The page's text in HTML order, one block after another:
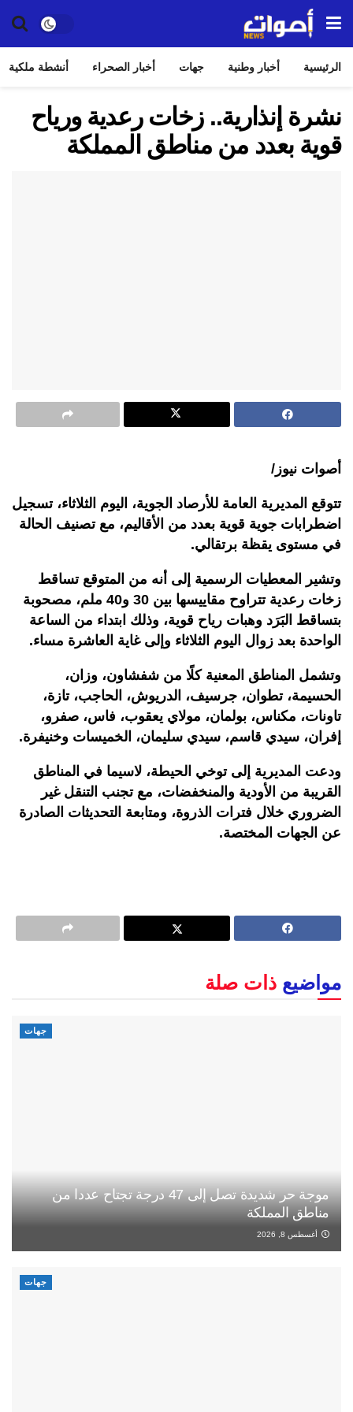
الرئيسية أخبار وطنية جهات أخبار الصحراء أنشطة ملكية
نشرة إنذارية.. زخات رعدية ورياح
قوية بعدد من مناطق المملكة
أصوات نيوز/
تتوقع المديرية العامة للأرصاد الجوية، اليوم الثلاثاء، تسجيل
اضطرابات جوية قوية بعدد من الأقاليم، مع تصنيف الحالة
في مستوى يقظة برتقالي.
وتشير المعطيات الرسمية إلى أنه من المتوقع تساقط
زخات رعدية تتراوح مقاييسها بين 30 و40 ملم، مصحوبة
بتساقط البَرَد وهبات رياح قوية، وذلك ابتداء من الساعة
الواحدة بعد زوال اليوم الثلاثاء وإلى غاية العاشرة مساء.
وتشمل المناطق المعنية كلًا من شفشاون، وزان،
الحسيمة، تطوان، جرسيف، الدريوش، الحاجب، تازة،
تاونات، مكناس، بولمان، مولاي يعقوب، فاس، صفرو،
إفران، سيدي قاسم، سيدي سليمان، الخميسات وخنيفرة.
ودعت المديرية إلى توخي الحيطة، لاسيما في المناطق
القريبة من الأودية والمنخفضات، مع تجنب التنقل غير
الضروري خلال فترات الذروة، ومتابعة التحديثات الصادرة
عن الجهات المختصة.
مواضيع ذات صلة
جهات
موجة حر شديدة تصل إلى 47 درجة تجتاح عددا من
مناطق المملكة
أغسطس 8, 2026
جهات